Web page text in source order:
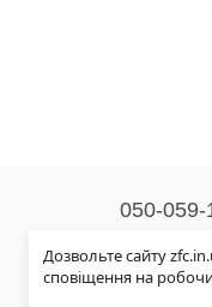
Дозвольте сайту
сповіщення на
050-059-